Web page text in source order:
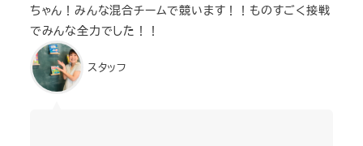
ちゃん！みんな混合チームで競います！！ものすごく接戦
でみんな全力でした！！
スタッフ